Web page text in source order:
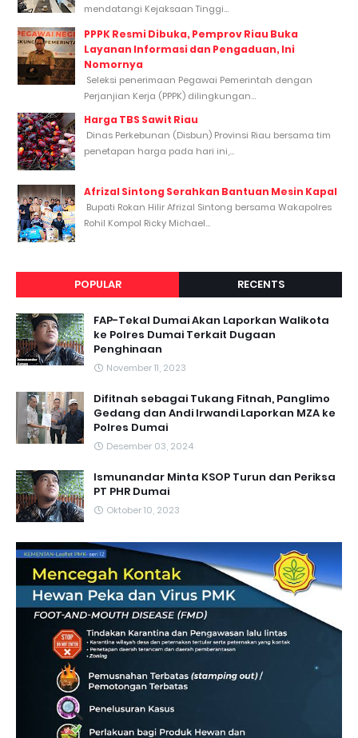
mendatangi Kejaksaan Tinggi...
PPPK Resmi Dibuka, Pemprov Riau Buka
Layanan Informasi dan Pengaduan, Ini
Nomornya
Seleksi penerimaan Pegawai Pemerintah dengan
Perjanjian Kerja (PPPK) dilingkungan...
Harga TBS Sawit Riau
Dinas Perkebunan (Disbun) Provinsi Riau bersama tim
penetapan harga pada hari ini,...
Afrizal Sintong Serahkan Bantuan Mesin Kapal
Bupati Rokan Hilir Afrizal Sintong bersama Wakapolres
Rohil Kompol Ricky Michael...
POPULAR RECENTS
FAP-Tekal Dumai Akan Laporkan Walikota
ke Polres Dumai Terkait Dugaan
Penghinaan
November 11, 2023
Difitnah sebagai Tukang Fitnah, Panglimo
Gedang dan Andi Irwandi Laporkan MZA ke
Polres Dumai
Desember 03, 2024
Ismunandar Minta KSOP Turun dan Periksa
PT PHR Dumai
Oktober 10, 2023